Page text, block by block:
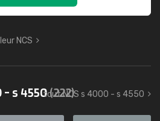
NCS
- s 4550(222)
tout NCS s 4000 - s 4550